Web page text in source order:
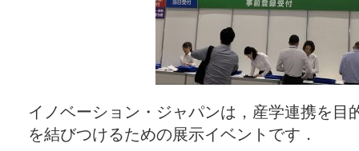
イノベーション・ジャパンは，産学連携を目
を結びつけるための展示イベントです．